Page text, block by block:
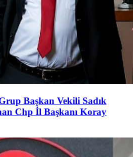
Başkan Vekili Sadık
Chp İl Başkanı Koray